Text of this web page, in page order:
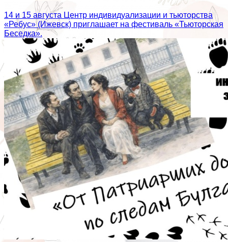
14 и 15 августа Центр индивидуализации и тьюторства
«Ребус» (Ижевск) приглашает на фестиваль «Тьюторская
Беседка».